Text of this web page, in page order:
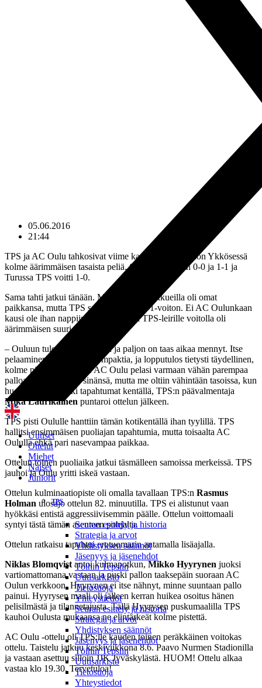
Uutiset
Ottelut
Miehet
Naiset
Juniorit
TPS
Seuran esittely ja historia
Strategia ja arvot
Yhdistyksen säännöt
Jäsenyys ja jäsenehdot
Töihin Tepsiin
Uutisarkisto
Tietosuoja
Yhteystiedot
Seuran esittely ja historia
Strategia ja arvot
Yhdistyksen säännöt
Jäsenyys ja jäsenehdot
Töihin Tepsiin
Uutisarkisto
Tietosuoja
Yhteystiedot
05.06.2016
21:44
TPS ja AC Oulu tahkosivat viime kaudella Jalkapallon Ykkösessä
kolme äärimmäisen tasaista peliä. Oulussa pelattiin 0-0 ja 1-1 ja
Turussa TPS voitti 1-0.
Sama tahti jatkui tänään. Molemmilla joukkueilla oli omat
paikkansa, mutta TPS saalisti lopulta 0-1-voiton. Ei AC Oulunkaan
kausi ole ihan nappiin alkanut, mutta TPS-leirille voitolla oli
äärimmäisen suuri merkitys.
– Ouluun tulo on pitkä reissu ja paljon on taas aikaa mennyt. Itse
pelaaminen oli minusta kompaktia, ja lopputulos tietysti täydellinen,
kolme pistettä Turkuun. AC Oulu pelasi varmaan vähän parempaa
palloa kotikentällään sinänsä, mutta me oltiin vähintään tasoissa, kun
huomioidaan kaikki tapahtumat kentällä, TPS:n päävalmentaja
Mika Laurikainen puntaroi ottelun jälkeen.
TPS pisti Oululle hanttiin tämän kotikentällä ihan tyylillä. TPS
hallitsi ensimmäisen puoliajan tapahtumia, mutta toisaalta AC
Oululla ehkä pari nasevampaa paikkaa.
Ottelun toinen puoliaika jatkui täsmälleen samoissa merkeissä. TPS
jauhoi ja Oulu yritti iskeä vastaan.
Ottelun kulminaatiopiste oli omalla tavallaan TPS:n Rasmus
Holman ulosajo ottelun 82. minuutilla. TPS ei alistunut vaan
hyökkäsi entistä aggressiivisemmin päälle. Ottelun voittomaali
syntyi tästä tämän asenteen pohjalta.
Ottelun ratkaisu tapahtui erotuomarin antamalla lisäajalla.
Niklas Blomqvist antoi kulmapotkun, Mikko Hyyrynen juoksi
vartiomattomana vastaan ja puski pallon taaksepäin suoraan AC
Oulun verkkoon. Hyyrynen ei itse nähnyt, minne suuntaan pallo
painui. Hyyrysen maali oli jälleen kerran huikea osoitus hänen
pelisilmästä ja tilannetajusta. Tällä Hyyrysen puskumaalilla TPS
kauhoi Oulusta mukaansa ne elintärkeät kolme pistettä.
AC Oulu -ottelu oli TPS:lle kauden toinen peräkkäinen voitokas
ottelu. Taistelu jatkuu keskiviikkona 8.6. Paavo Nurmen Stadionilla
ja vastaan asettuu silloin JJK Jyväskylästä. HUOM! Ottelu alkaa
vastaa klo 19.30. Tervetuloa!